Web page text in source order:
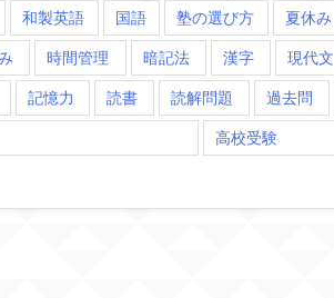
和製英語 国語 塾の選び方 夏休み
時間管理 暗記法 漢字 現代文
記憶力 読書 読解問題 過去問
高校受験